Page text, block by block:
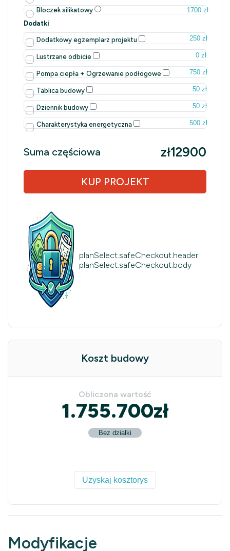
Bloczek silikatowy
1700 zł
Dodatki
Dodatkowy egzemplarz projektu 250 zł
Lustrzane odbicie 0 zł
Pompa ciepła + Ogrzewanie podłogowe 750 zł
Tablica budowy 50 zł
Dziennik budowy 50 zł
Charakterystyka energetyczna 500 zł
Suma częściowa zł12900
KUP PROJEKT
planSelect.safeCheckout.header:
planSelect.safeCheckout.body
Koszt budowy
Obliczona wartość
1.755.700zł
Bez działki
Uzyskaj kosztorys
Modyfikacje